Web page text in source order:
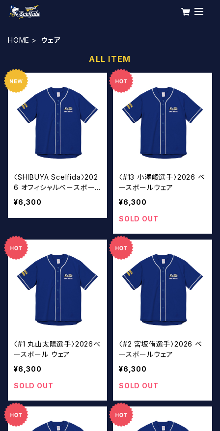
HOME ウェア
ALL ITEM
〈SHIBUYA Scelfida〉202
6 オフィシャルベースボー
ルウェア
¥6,300
〈#13 小澤崚選手〉2026 ベ
ースボールウェア
¥6,300
SOLD OUT
〈#1 丸山太陽選手〉2026ベ
ースボール ウェア
¥6,300
SOLD OUT
〈#2 宮坂侑選手〉2026 ベ
ースボールウェア
¥6,300
SOLD OUT